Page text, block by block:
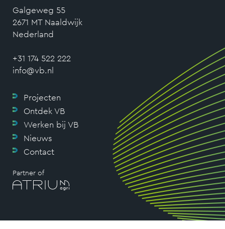
Galgeweg 55
2671 MT Naaldwijk
Nederland
+31 174 522 222
info@vb.nl
Projecten
Ontdek VB
Werken bij VB
Nieuws
Contact
Partner of